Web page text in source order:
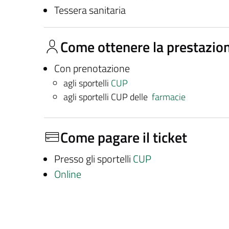
Tessera sanitaria
Come ottenere la
Con prenotazione
agli sportelli CUP
agli sportelli CUP delle farmacie
Come pagare il ticket
Presso gli sportelli CUP
Online